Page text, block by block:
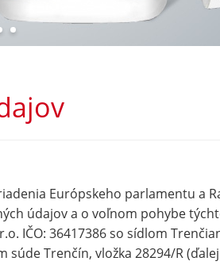
Európskeho parlamentu a
údajov a o voľnom pohybe
IČO: 36417386 so sídlom
Trenčín, vložka 28294/R